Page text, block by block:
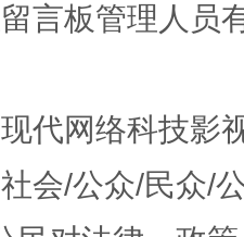
言板管理人员
代网络科技影
会/公众/民众/